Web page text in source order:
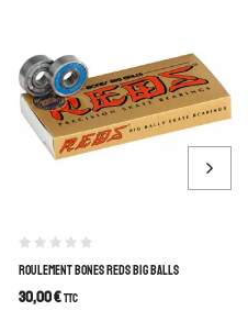
ROULEMENT BONES REDS BIG BALLS
30,00€TTC